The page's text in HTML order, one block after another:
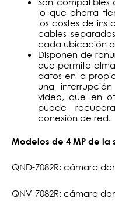
lo que ahorra
los costes de
cables
cada ubicación
Disponen de
que permite
datos en la
una
vídeo, que en
puede
conexión de red.
Modelos de 4 MP de la
QND-7082R: cámara
QNV-7082R: cámara